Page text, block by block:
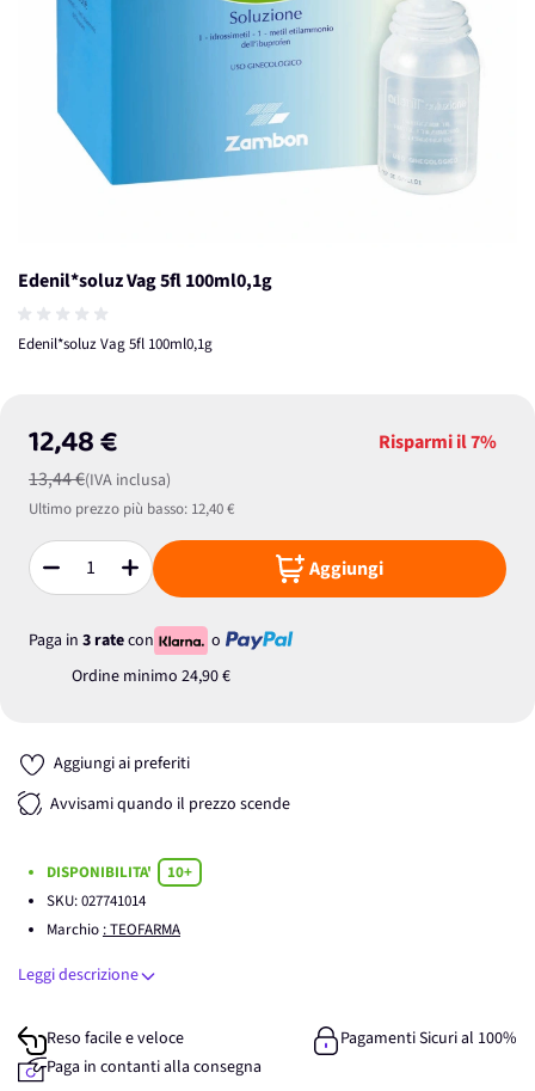
Edenil*soluz Vag 5fl 100ml0,1g
Edenil*soluz Vag 5fl 100ml0,1g
12,48 €
13,44 €(IVA inclusa)
Risparmi il7%
Ultimo prezzo più basso: 12,40 €
Quantità Aggiungi
Paga in 3 ratecon
o
Ordine minimo 24,90 €
Aggiungi ai preferiti
Avvisami quando il prezzo scende
DISPONIBILITA'
10+
SKU:027741014
Marchio : TEOFARMA
Leggi descrizione
Reso facile e veloce
Pagamenti Sicuri al 100%
Paga in contanti alla consegna